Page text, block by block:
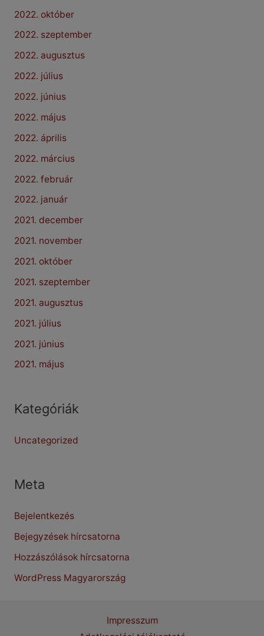
2022. október
2022. szeptember
2022. augusztus
2022. július
2022. június
2022. május
2022. április
2022. március
2022. február
2022. január
2021. december
2021. november
2021. október
2021. szeptember
2021. augusztus
2021. július
2021. június
2021. május
Kategóriák
Uncategorized
Meta
Bejelentkezés
Bejegyzések hírcsatorna
Hozzászólások hírcsatorna
WordPress Magyarország
Impresszum